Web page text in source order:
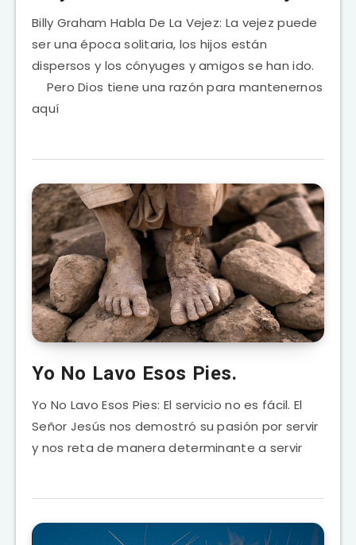
Billy Graham Habla De La Vejez: La vejez puede
ser una época solitaria, los hijos están
dispersos y los cónyuges y amigos se han ido.
Pero Dios tiene una razón para mantenernos
aquí
Yo No Lavo Esos Pies.
Yo No Lavo Esos Pies: El servicio no es fácil. El
Señor Jesús nos demostró su pasión por servir
y nos reta de manera determinante a servir